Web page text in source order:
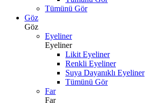
Tümünü Gör
Göz
Göz
Eyeliner
Eyeliner
Likit Eyeliner
Renkli Eyeliner
Suya Dayanıklı Eyeliner
Tümünü Gör
Far
Far